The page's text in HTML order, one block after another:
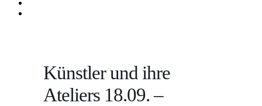
Künstler und ihre
Ateliers 18.09. –